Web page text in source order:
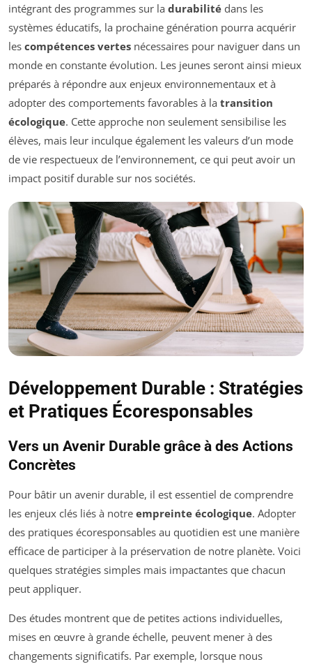
intégrant des programmes sur la durabilité dans les
systèmes éducatifs, la prochaine génération pourra acquérir
les compétences vertes nécessaires pour naviguer dans un
monde en constante évolution. Les jeunes seront ainsi mieux
préparés à répondre aux enjeux environnementaux et à
adopter des comportements favorables à la transition
écologique. Cette approche non seulement sensibilise les
élèves, mais leur inculque également les valeurs d’un mode
de vie respectueux de l’environnement, ce qui peut avoir un
impact positif durable sur nos sociétés.
Développement Durable : Stratégies
et Pratiques Écoresponsables
Vers un Avenir Durable grâce à des Actions
Concrètes
Pour bâtir un avenir durable, il est essentiel de comprendre
les enjeux clés liés à notre empreinte écologique. Adopter
des pratiques écoresponsables au quotidien est une manière
efficace de participer à la préservation de notre planète. Voici
quelques stratégies simples mais impactantes que chacun
peut appliquer.
Des études montrent que de petites actions individuelles,
mises en œuvre à grande échelle, peuvent mener à des
changements significatifs. Par exemple, lorsque nous